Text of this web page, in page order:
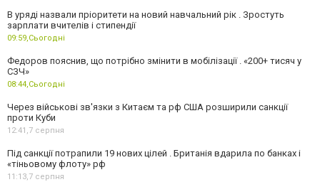
В уряді назвали пріоритети на новий навчальний рік . Зростуть
зарплати вчителів і стипендії
09:59,Сьогодні
Федоров пояснив, що потрібно змінити в мобілізації . «200+ тисяч у
СЗЧ»
08:44,Сьогодні
Через військові зв'язки з Китаєм та рф США розширили санкції
проти Куби
12:41,7 серпня
Під санкції потрапили 19 нових цілей . Британія вдарила по банках і
«тіньовому флоту» рф
11:13,7 серпня